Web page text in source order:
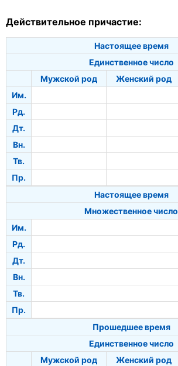
Действительное причастие:
Настоящее время
Единственное число
Мужской род
Женский род
Им.
Рд.
Дт.
Вн.
Тв.
Пр.
Настоящее время
Множественное число
Им.
Рд.
Дт.
Вн.
Тв.
Пр.
Прошедшее время
Единственное число
Мужской род
Женский род